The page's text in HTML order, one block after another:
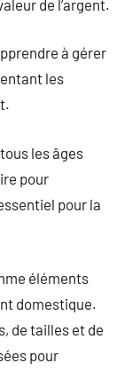
de l’argent.
à gérer
les
les âges
pour
pour la
éléments
domestique.
de tailles et de
pour